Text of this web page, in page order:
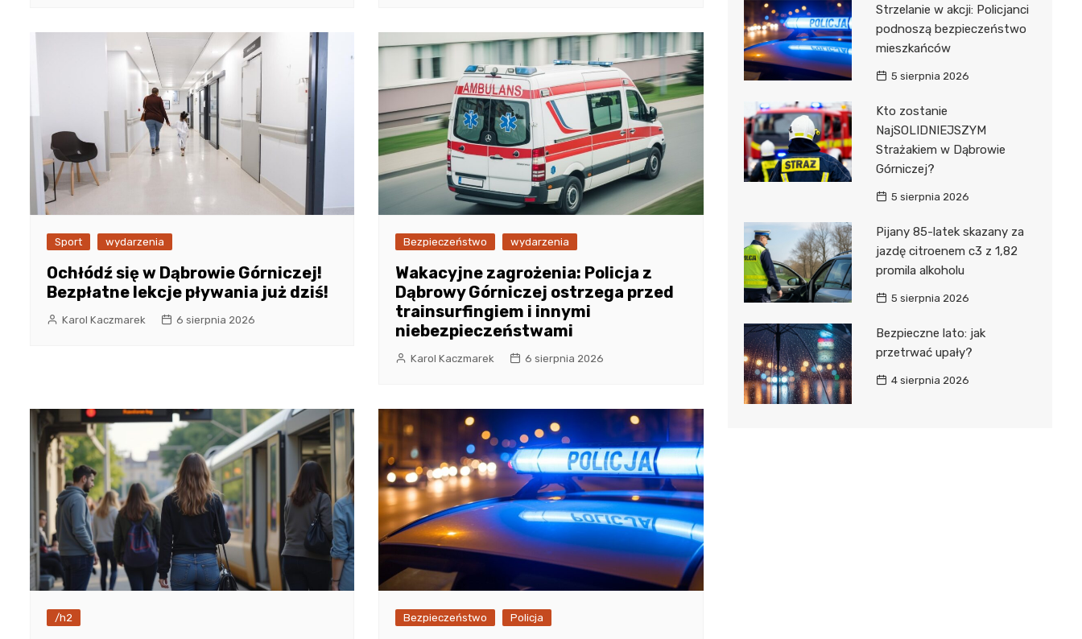
Sport wydarzenia
Ochłódź się w Dąbrowie Górniczej!
Bezpłatne lekcje pływania już dziś!
Karol Kaczmarek 6 sierpnia 2026
Bezpieczeństwo wydarzenia
Wakacyjne zagrożenia: Policja z
Dąbrowy Górniczej ostrzega przed
trainsurfingiem i innymi
niebezpieczeństwami
Karol Kaczmarek 6 sierpnia 2026
/h2 Bezpieczeństwo Policja
Strzelanie w akcji: Policjanci
podnoszą bezpieczeństwo
mieszkańców
5 sierpnia 2026
Kto zostanie
NajSOLIDNIEJSZYM
Strażakiem w Dąbrowie
Górniczej?
5 sierpnia 2026
Pijany 85-latek skazany za
jazdę citroenem c3 z 1,82
promila alkoholu
5 sierpnia 2026
Bezpieczne lato: jak
przetrwać upały?
4 sierpnia 2026